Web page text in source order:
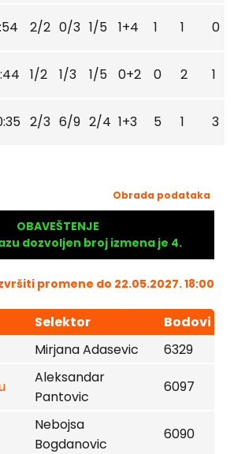
2/2 0/3 1/5 1+4 1 1 0
1/2 1/3 1/5 0+2 0 2 1
2/3 6/9 2/4 1+3 5 1 3
Obrada podataka
OBAVEŠTENJE
dozvoljen broj izmena je 4.
promene do 22.05.2027. 18:00
Selektor
Bodovi
Mirjana Adasevic 6329
Aleksandar
Pantovic
6097
Nebojsa
Bogdanovic
6090